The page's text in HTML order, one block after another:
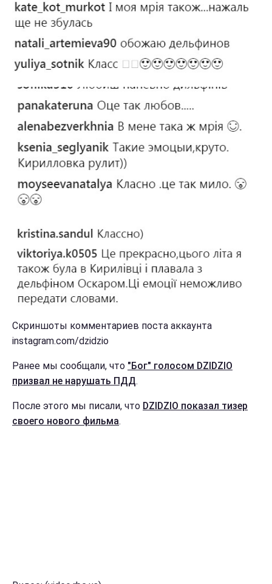
Скриншоты комментариев поста аккаунта
instagram.com/dzidzio
Ранее мы сообщали, что "Бог" голосом DZIDZIO
призвал не нарушать ПДД.
После этого мы писали, что DZIDZIO показал тизер
своего нового фильма.